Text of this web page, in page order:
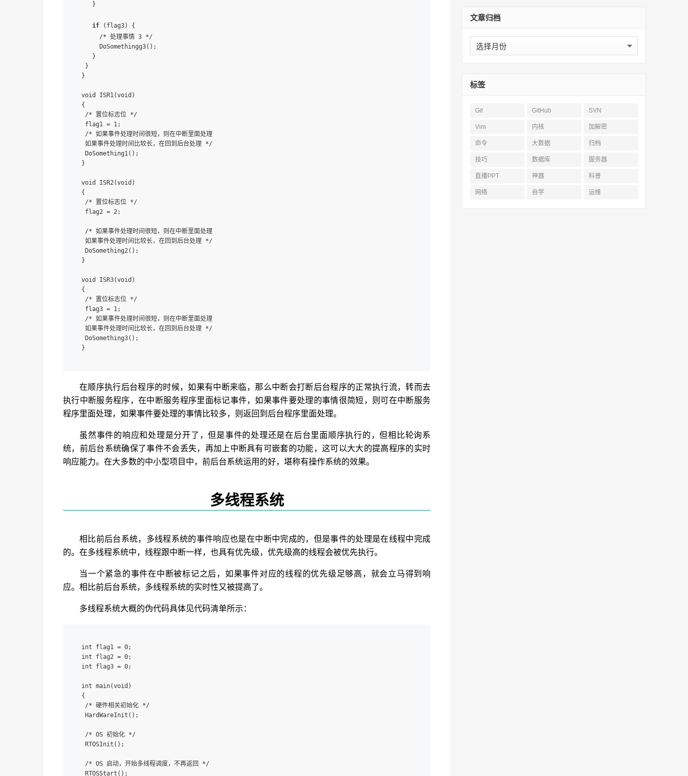
}
if (flag3) {
/* 处理事情 3 */
DoSomethingg3();
}
}
}
void ISR1(void)
{
/* 置位标志位 */
flag1 = 1;
/* 如果事件处理时间很短，则在中断里面处理
如果事件处理时间比较长，在回到后台处理 */
DoSomething1();
}
void ISR2(void)
{
/* 置位标志位 */
flag2 = 2;
/* 如果事件处理时间很短，则在中断里面处理
如果事件处理时间比较长，在回到后台处理 */
DoSomething2();
}
void ISR3(void)
{
/* 置位标志位 */
flag3 = 1;
/* 如果事件处理时间很短，则在中断里面处理
如果事件处理时间比较长，在回到后台处理 */
DoSomething3();
在顺序执行后台程序的时候，如果有中断来临，那么中断会打断后台程序的正常执行流，转而去
执行中断服务程序，在中断服务程序里面标记事件，如果事件要处理的事情很简短，则可在中断服务
程序里面处理，如果事件要处理的事情比较多，则返回到后台程序里面处理。
虽然事件的响应和处理是分开了，但是事件的处理还是在后台里面顺序执行的，但相比轮询系
统，前后台系统确保了事件不会丢失，再加上中断具有可嵌套的功能，这可以大大的提高程序的实时
响应能力。在大多数的中小型项目中，前后台系统运用的好，堪称有操作系统的效果。
多线程系统
相比前后台系统，多线程系统的事件响应也是在中断中完成的，但是事件的处理是在线程中完成
的。在多线程系统中，线程跟中断一样，也具有优先级，优先级高的线程会被优先执行。
当一个紧急的事件在中断被标记之后，如果事件对应的线程的优先级足够高，就会立马得到响
应。相比前后台系统，多线程系统的实时性又被提高了。
多线程系统大概的伪代码具体见代码清单所示：
int flag1 = 0;
int flag2 = 0;
int flag3 = 0;
int main(void)
{
/* 硬件相关初始化 */
HardWareInit();
/* OS 初始化 */
RTOSInit();
/* OS 启动，开始多线程调度，不再返回 */
RTOSStart();
文章归档
文
章
标签
Git GitHub SVN
Vim 内核 加解密
命令 大数据 归档
技巧 数据库 服务器
直播PPT 神器 科普
网络 自学 运维